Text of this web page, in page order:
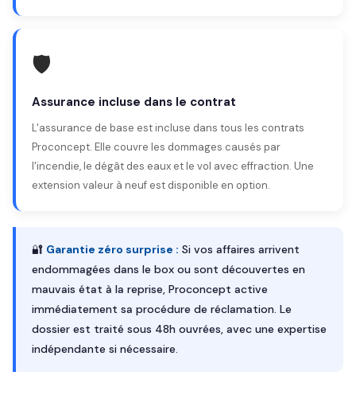
🛡️
Assurance incluse dans le contrat
L'assurance de base est incluse dans tous les contrats
Proconcept. Elle couvre les dommages causés par
l'incendie, le dégât des eaux et le vol avec effraction. Une
extension valeur à neuf est disponible en option.
🔐 Garantie zéro surprise : Si vos affaires arrivent
endommagées dans le box ou sont découvertes en
mauvais état à la reprise, Proconcept active
immédiatement sa procédure de réclamation. Le
dossier est traité sous 48h ouvrées, avec une expertise
indépendante si nécessaire.